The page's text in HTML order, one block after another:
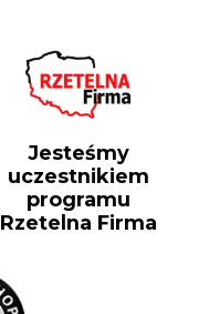
Jesteśmy
uczestnikiem
programu
Rzetelna Firma